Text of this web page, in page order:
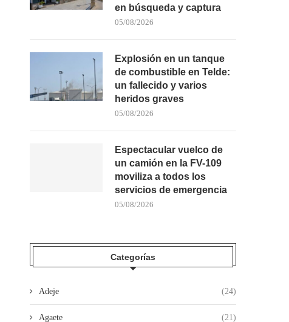
LA POLICÍA NACIONAL
DESARTICULA UNA TRAMA DE
LA POLICÍA
en búsqueda y captura
05/08/2026
Explosión en un tanque
de combustible en Telde:
un fallecido y varios
heridos graves
05/08/2026
Espectacular vuelco de
un camión en la FV-109
moviliza a todos los
servicios de emergencia
05/08/2026
Categorías
Adeje (24)
Agaete (21)